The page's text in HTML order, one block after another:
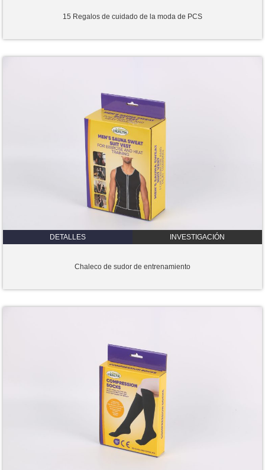
15 Regalos de cuidado de la moda de PCS
DETALLES INVESTIGACIÓN
Chaleco de sudor de entrenamiento